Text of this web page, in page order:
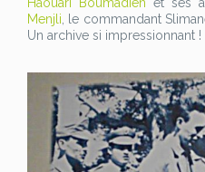
Haouari Boumadien et ses
Menjli, le commandant
Un archive si impressionnant !